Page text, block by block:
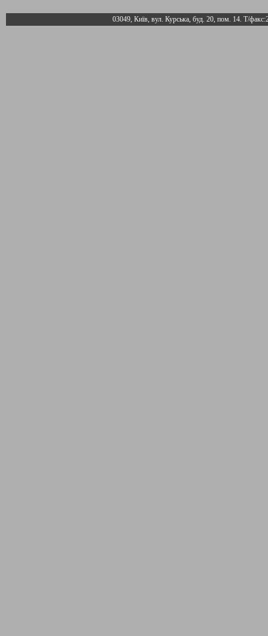
03049, Київ, вул. Курська, буд. 20, пом. 14. Т/